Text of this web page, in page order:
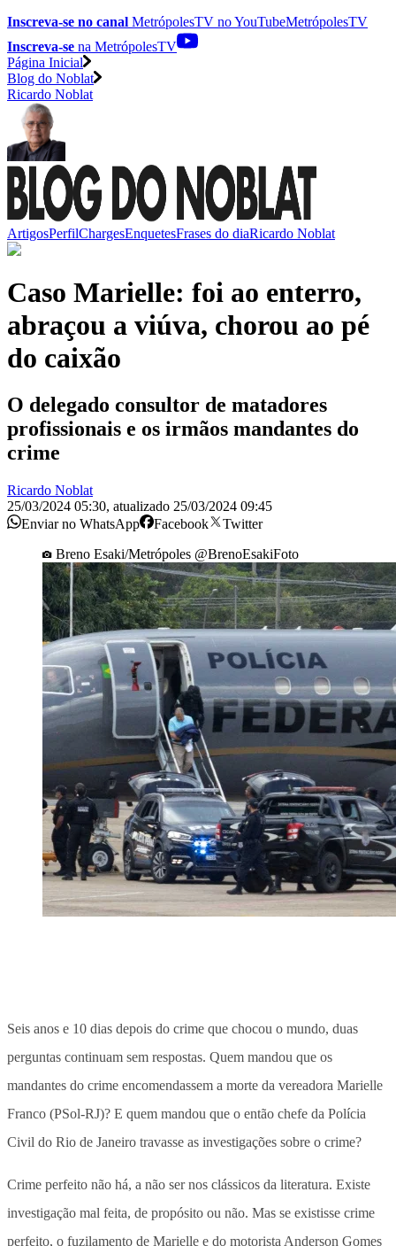
Inscreva-se no canal MetrópolesTV noYouTubeMetrópolesTV
Inscreva-se na MetrópolesTV
Página Inicial
Blog do Noblat
Ricardo Noblat
ArtigosPerfilChargesEnquetesFrases do diaRicardo Noblat
Caso Marielle: foi ao enterro,
abraçou a viúva, chorou ao pé
do caixão
O delegado consultor de matadores
profissionais e os irmãos mandantes do
crime
Ricardo Noblat
25/03/2024 05:30, atualizado 25/03/2024 09:45
Enviar no WhatsApp
Facebook
Twitter
Breno Esaki/Metrópoles @BrenoEsakiFoto
Seis anos e 10 dias depois do crime que chocou o mundo, duas
perguntas continuam sem respostas. Quem mandou que os
mandantes do crime encomendassem a morte da vereadora Marielle
Franco (PSol-RJ)? E quem mandou que o então chefe da Polícia
Civil do Rio de Janeiro travasse as investigações sobre o crime?
Crime perfeito não há, a não ser nos clássicos da literatura. Existe
investigação mal feita, de propósito ou não. Mas se existisse crime
perfeito, o fuzilamento de Marielle e do motorista Anderson Gomes